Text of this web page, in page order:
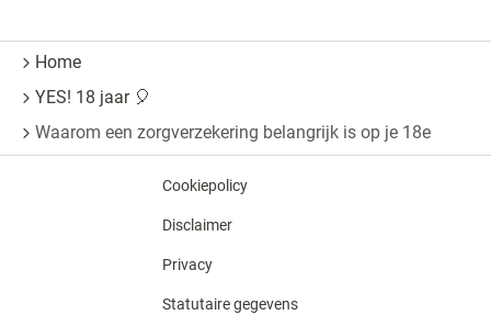
Home
YES! 18 jaar 🎈
Waarom een zorgverzekering belangrijk is op je 18e
Cookiepolicy
Disclaimer
Privacy
Statutaire gegevens